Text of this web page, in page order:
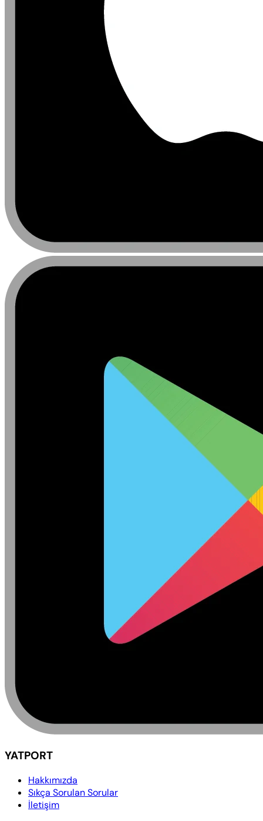
YATPORT
Hakkımızda
Sıkça Sorulan Sorular
İletişim